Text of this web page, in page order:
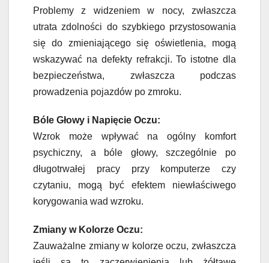
Problemy z widzeniem w nocy, zwłaszcza
utrata zdolności do szybkiego przystosowania
się do zmieniającego się oświetlenia, mogą
wskazywać na defekty refrakcji. To istotne dla
bezpieczeństwa, zwłaszcza podczas
prowadzenia pojazdów po zmroku.
Bóle Głowy i Napięcie Oczu:
Wzrok może wpływać na ogólny komfort
psychiczny, a bóle głowy, szczególnie po
długotrwałej pracy przy komputerze czy
czytaniu, mogą być efektem niewłaściwego
korygowania wad wzroku.
Zmiany w Kolorze Oczu:
Zauważalne zmiany w kolorze oczu, zwłaszcza